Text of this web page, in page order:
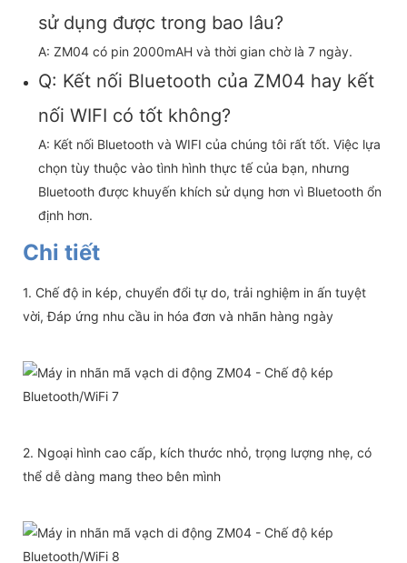
sử dụng được trong bao lâu?
A: ZM04 có pin 2000mAH và thời gian chờ là 7 ngày.
Q: Kết nối Bluetooth của ZM04 hay kết
nối WIFI có tốt không?
A: Kết nối Bluetooth và WIFI của chúng tôi rất tốt. Việc lựa
chọn tùy thuộc vào tình hình thực tế của bạn, nhưng
Bluetooth được khuyến khích sử dụng hơn vì Bluetooth ổn
định hơn.
Chi tiết
1. Chế độ in kép, chuyển đổi tự do, trải nghiệm in ấn tuyệt
vời, Đáp ứng nhu cầu in hóa đơn và nhãn hàng ngày
2. Ngoại hình cao cấp, kích thước nhỏ, trọng lượng nhẹ, có
thể dễ dàng mang theo bên mình